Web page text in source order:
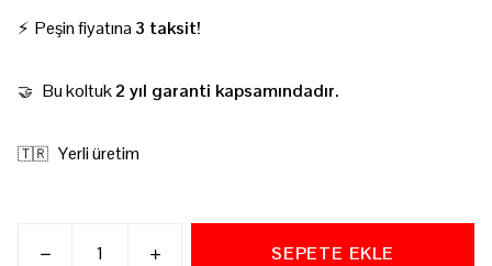
⚡ Peşin fiyatına 3 taksit!
🤝 Bu koltuk2 yıl garanti kapsamındadır.
🇹🇷 Yerli üretim
SEPETE EKLE